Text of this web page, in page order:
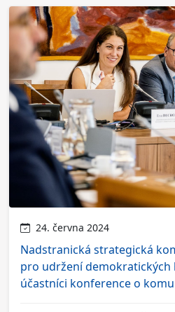
24. června 2024
Nadstranická strategická
pro udržení demokratických
účastníci konference o